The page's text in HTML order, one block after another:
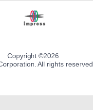
Copyright ©2026
All rights reserved.